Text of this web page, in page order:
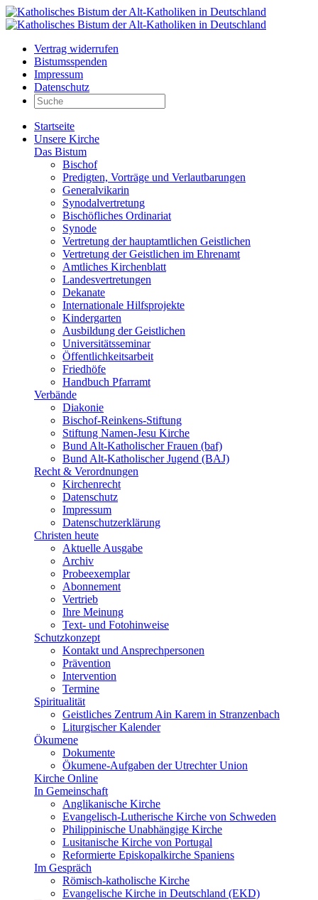
Vertrag widerrufen
Bistumsspenden
Impressum
Datenschutz
Startseite
Unsere Kirche
Das Bistum
Bischof
Predigten, Vorträge und Verlautbarungen
Generalvikarin
Synodalvertretung
Bischöfliches Ordinariat
Synode
Vertretung der hauptamtlichen Geistlichen
Vertretung der Geistlichen im Ehrenamt
Amtliches Kirchenblatt
Landesvertretungen
Dekanate
Internationale Hilfsprojekte
Kindergarten
Ausbildung der Geistlichen
Universitätsseminar
Öffentlichkeitsarbeit
Friedhöfe
Handbuch Pfarramt
Verbände
Diakonie
Bischof-Reinkens-Stiftung
Stiftung Namen-Jesu Kirche
Bund Alt-Katholischer Frauen (baf)
Bund Alt-Katholischer Jugend (BAJ)
Recht & Verordnungen
Kirchenrecht
Datenschutz
Impressum
Datenschutzerklärung
Christen heute
Aktuelle Ausgabe
Archiv
Probeexemplar
Abonnement
Vertrieb
Ihre Meinung
Text- und Fotohinweise
Schutzkonzept
Kontakt und Ansprechpersonen
Prävention
Intervention
Termine
Spiritualität
Geistliches Zentrum Ain Karem in Stranzenbach
Liturgischer Kalender
Ökumene
Dokumente
Ökumene-Aufgaben der Utrechter Union
Kirche Online
In Gemeinschaft
Anglikanische Kirche
Evangelisch-Lutherische Kirche von Schweden
Philippinische Unabhängige Kirche
Lusitanische Kirche von Portugal
Reformierte Episkopalkirche Spaniens
Im Gespräch
Römisch-katholische Kirche
Evangelische Kirche in Deutschland (EKD)